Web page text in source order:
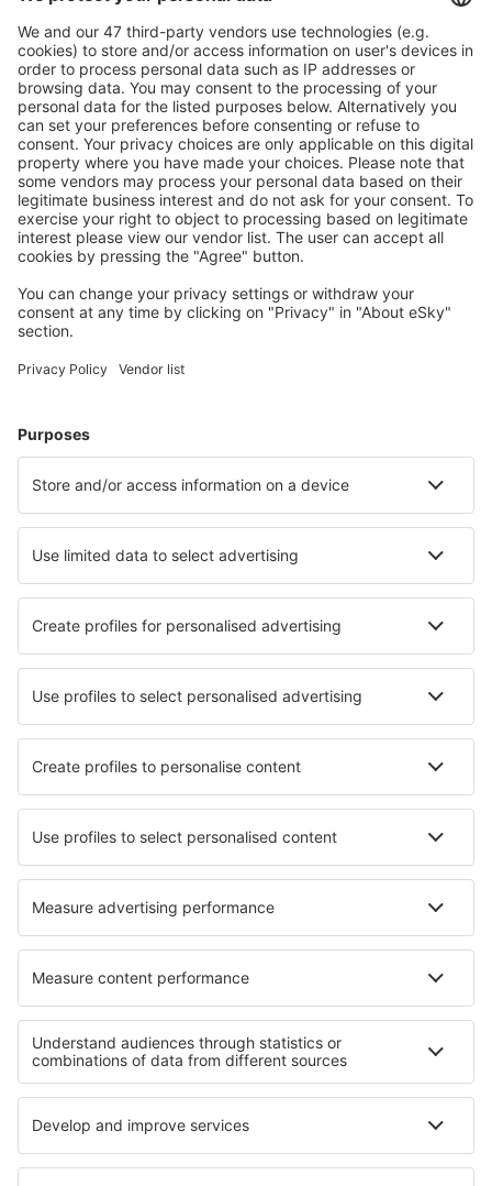
Descarcă aplicația noastrăși organizează-ţi
convenabil călătoriile
Planifică-ți călătoria
Bilete de avion
Zbor+Hotel
Află mai multe
Companii aeriene
Wizz Air
Ryanair
Lufthansa
Despre eSky
Cariere
Termeni şi condiţii
Rezervările mele
Politica de Confidențialitate
Politică cookie
Asistenţă şi contact